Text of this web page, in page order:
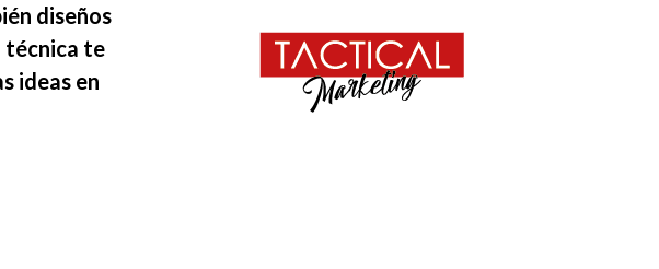
diseños
técnica te
ideas en